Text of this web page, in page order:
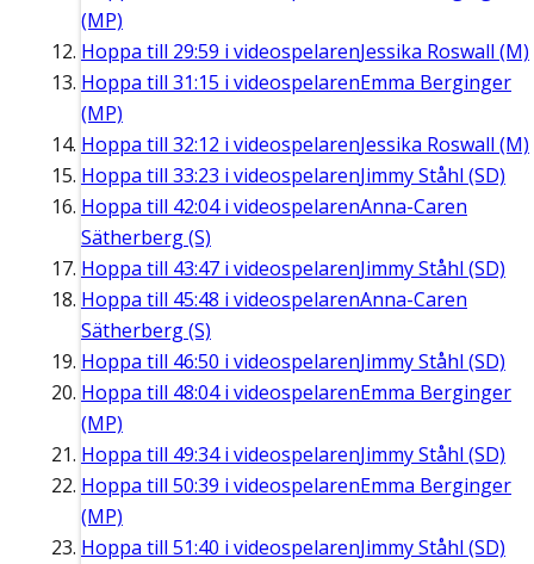
(MP)
Hoppa till 29:59 i videospelarenJessika Roswall (M)
Hoppa till 31:15 i videospelarenEmma Berginger
(MP)
Hoppa till 32:12 i videospelarenJessika Roswall (M)
Hoppa till 33:23 i videospelarenJimmy Ståhl (SD)
Hoppa till 42:04i videospelarenAnna-Caren
Sätherberg (S)
Hoppa till 43:47 i videospelarenJimmy Ståhl (SD)
Hoppa till 45:48 i videospelarenAnna-Caren
Sätherberg (S)
Hoppa till 46:50 i videospelarenJimmy Ståhl (SD)
Hoppa till 48:04i videospelarenEmma Berginger
(MP)
Hoppa till 49:34i videospelarenJimmy Ståhl (SD)
Hoppa till 50:39 i videospelarenEmma Berginger
(MP)
Hoppa till 51:40 i videospelarenJimmy Ståhl (SD)